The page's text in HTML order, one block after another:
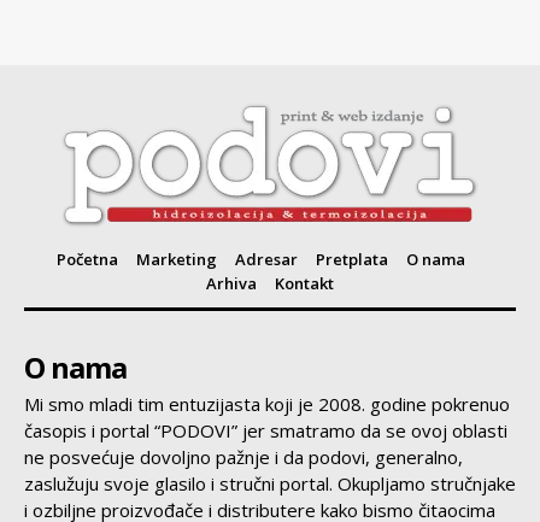
Početna Marketing Adresar Pretplata
O nama
Arhiva
Kontakt
O nama
Mi smo mladi tim entuzijasta koji je 2008. godine pokrenuo
časopis i portal “PODOVI” jer smatramo da se ovoj oblasti
ne posvećuje dovoljno pažnje i da podovi, generalno,
zaslužuju svoje glasilo i stručni portal. Okupljamo stručnjake
i ozbiljne proizvođače i distributere kako bismo čitaocima